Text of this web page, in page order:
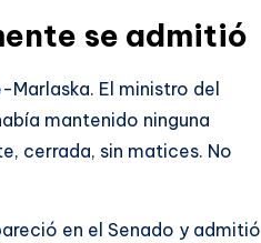
se admitió
El ministro del
mantenido ninguna
cerrada, sin matices. No
en el Senado y admitió